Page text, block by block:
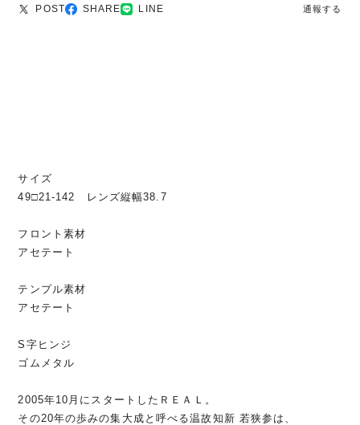
POST SHARE LINE 通報する
サイズ
49□21-142 レンズ縦幅38.7
フロント素材
アセテート
テンプル素材
アセテート
S字ヒンジ
ゴムメタル
2005年10月にスタートしたＲＥＡＬ。
その20年の歩みの集大成と呼べる温故知新 若狭参は、